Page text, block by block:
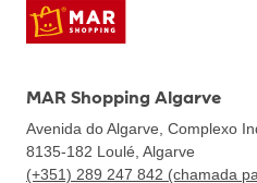
MAR Shopping Algarve
Avenida do Algarve, Complexo
8135-182 Loulé, Algarve
(+351) 289 247 842 (chamada